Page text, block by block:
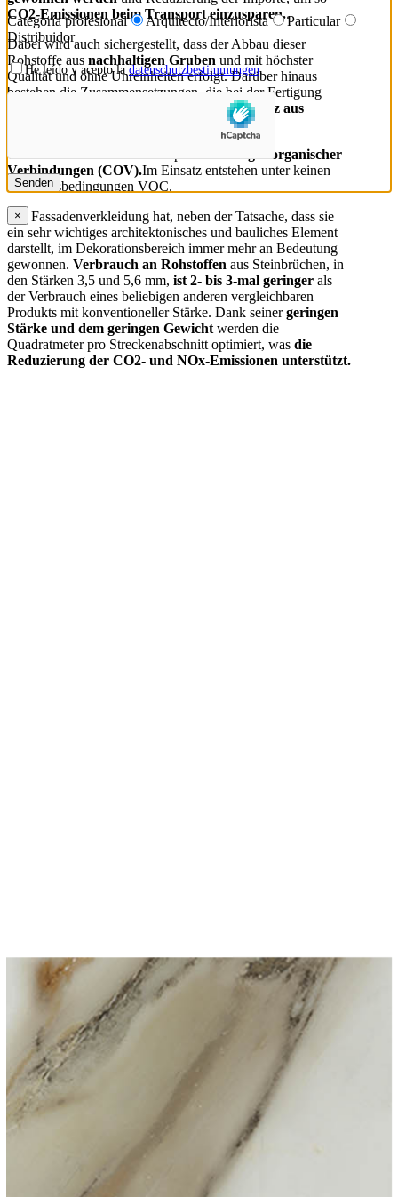
CO2-Emissionen beim Transport einzusparen..
Dabei wird auch sichergestellt, dass der Abbau dieser
Rohstoffe aus nachhaltigen Gruben und mit höchster
Qualität und ohne Unreinheiten erfolgt. Darüber hinaus
bestehen die Zusammensetzungen, die bei der Fertigung
hohen Prozentsatz aus
Coverlam
flüchtiger organischer
Verbindungen (COV).Im Einsatz entstehen unter keinen
Nutzungsbedingungen VOC.
Die Fassadenverkleidung hat, neben der Tatsache, dass sie
ein sehr wichtiges architektonisches und bauliches Element
darstellt, im Dekorationsbereich immer mehr an Bedeutung
gewonnen. Verbrauch an Rohstoffen aus Steinbrüchen, in
den Stärken 3,5 und 5,6 mm, ist 2- bis 3-mal geringer als
der Verbrauch eines beliebigen anderen vergleichbaren
Produkts mit konventioneller Stärke. Dank seinergeringen
Stärke und dem geringen Gewicht werden die
Quadratmeter pro Streckenabschnitt optimiert, was die
Reduzierung der CO2- und NOx-Emissionen unterstützt.
Categoría profesional Arquitecto/Interiorista
Particular
Distribuidor
He leído y acepto la datenschutzbestimmungen.
×